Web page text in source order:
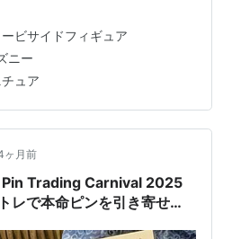
フィギュア ごきげんなティンカ
休み、着地はあまり得意じゃ
ベル、気になるものは確かめ
・ベル なにか、いいことを思
でしまったティンカー・ベル 予
★ティンカ…
ビサイドフィギュア
ニー
ュア
ヶ月前
Pin Trading Carnival 2025
レで本命ピンを引き寄せた